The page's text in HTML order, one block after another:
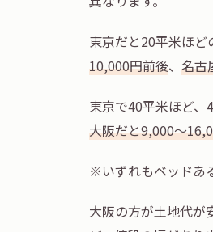
東京だと20平米ほ
10,000円前後、 名古
東京で40平米ほど
大阪だと9,000～
※いずれもベッドあ
大阪の方が土地代が